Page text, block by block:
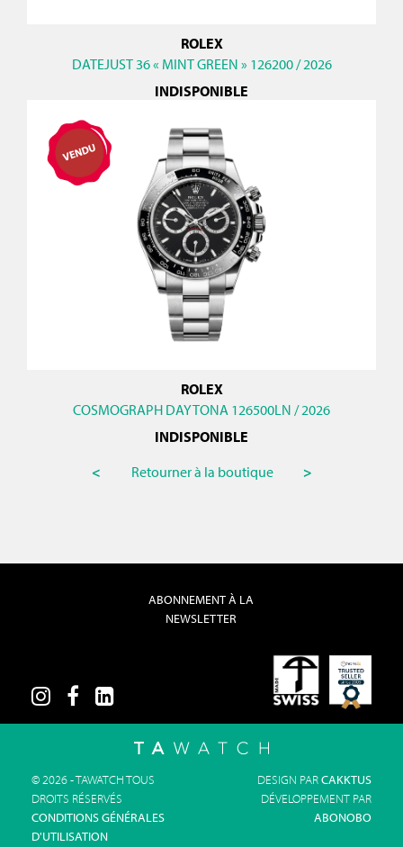
ROLEX
DATEJUST 36 « MINT GREEN » 126200 / 2026
INDISPONIBLE
ROLEX
COSMOGRAPH DAYTONA 126500LN / 2026
INDISPONIBLE
<
Retourner à la boutique >
ABONNEMENT À LA
NEWSLETTER
© 2026 - TAWATCH TOUS
DROITS RÉSERVÉS
CONDITIONS GÉNÉRALES
D'UTILISATION
DESIGN PARCAKKTUS
DÉVELOPPEMENT PAR
ABONOBO